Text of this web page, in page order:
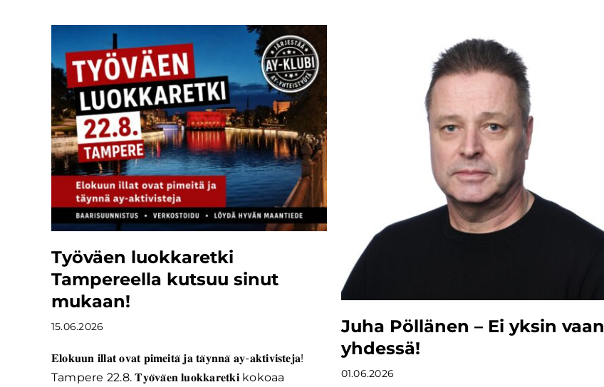
Työväen luokkaretki
Tampereella kutsuu sinut
mukaan!
15.06.2026
𝐄𝐥𝐨𝐤𝐮𝐮𝐧 𝐢𝐥𝐥𝐚𝐭 𝐨𝐯𝐚𝐭 𝐩𝐢𝐦𝐞𝐢𝐭𝐚̈ 𝐣𝐚 𝐭𝐚̈𝐲𝐧𝐧𝐚̈ 𝐚𝐲-𝐚𝐤𝐭𝐢𝐯𝐢𝐬𝐭𝐞𝐣𝐚!
Tampere 22.8. 𝐓𝐲𝐨̈𝐯𝐚̈𝐞𝐧 𝐥𝐮𝐨𝐤𝐤𝐚𝐫𝐞𝐭𝐤𝐢 kokoaa
Juha Pöllänen – Ei yksin vaan
yhdessä!
01.06.2026